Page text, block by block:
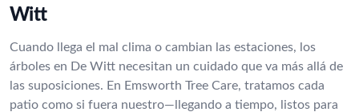
Witt
Cuando llega el mal clima o cambian las estaciones, los
árboles en De Witt necesitan un cuidado que va más allá de
las suposiciones. En Emsworth Tree Care, tratamos cada
patio como si fuera nuestro—llegando a tiempo, listos para